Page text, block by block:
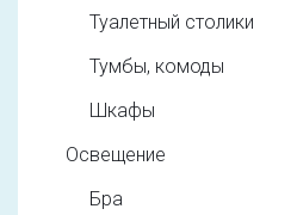
Туалетный столики
Тумбы, комоды
Шкафы
Освещение
Бра